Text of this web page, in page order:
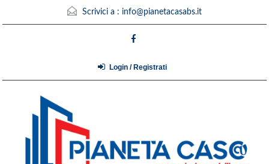
Scrivici a : info@pianetacasabs.it
Login / Registrati